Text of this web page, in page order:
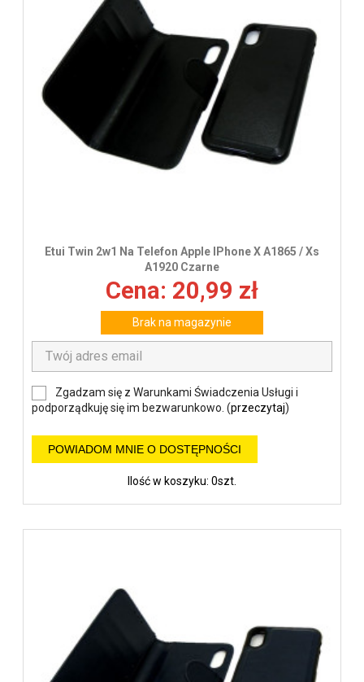
Etui Twin 2w1 Na Telefon Apple IPhone X A1865 / Xs
A1920 Czarne
Cena: 20,99 zł
Brak na magazynie
Zgadzam się z Warunkami Świadczenia Usługi i
podporządkuję się im bezwarunkowo. (przeczytaj)
POWIADOM MNIE O DOSTĘPNOŚCI
Ilość w koszyku: 0szt.